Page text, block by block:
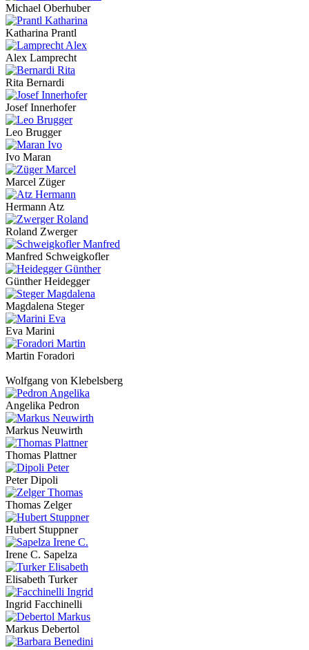
Michael Oberhuber
Katharina Prantl
Alex Lamprecht
Rita Bernardi
Josef Innerhofer
Leo Brugger
Ivo Maran
Marcel Züger
Hermann Atz
Roland Zwerger
Manfred Schweigkofler
Günther Heidegger
Magdalena Steger
Eva Marini
Martin Foradori
Wolfgang von Klebelsberg
Angelika Pedron
Markus Neuwirth
Thomas Plattner
Peter Dipoli
Thomas Zelger
Hubert Stuppner
Irene C. Sapelza
Elisabeth Turker
Ingrid Facchinelli
Markus Debertol